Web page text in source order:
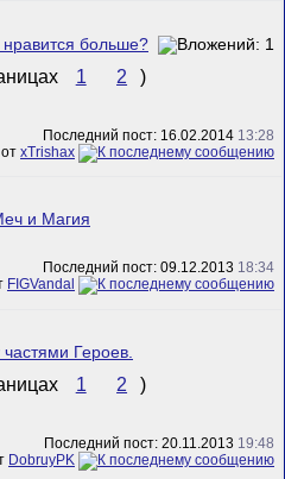
нравится больше?
1 2 )
Последний пост: 16.02.2014 13:28
от xTrishax
и Магия
Последний пост: 09.12.2013 18:34
FIGVandal
Героев.
1 2 )
Последний пост: 20.11.2013 19:48
DobruyPK